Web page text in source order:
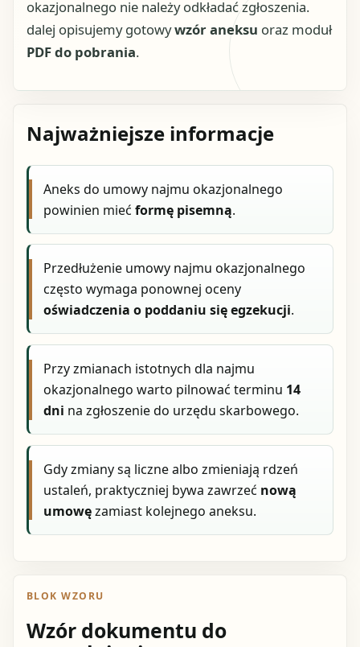
okazjonalnego nie należy odkładać zgłoszenia.
dalej opisujemy gotowywzór aneksu oraz moduł
PDF do pobrania.
Najważniejsze informacje
Aneks do umowy najmu okazjonalnego
powinien miećformę pisemną.
Przedłużenie umowy najmu okazjonalnego
często wymaga ponownej oceny
oświadczenia o poddaniu się egzekucji.
Przy zmianach istotnych dla najmu
okazjonalnego warto pilnować terminu 14
dni na zgłoszenie do urzędu skarbowego.
Gdy zmiany są liczne albo zmieniają rdzeń
ustaleń, praktyczniej bywa zawrzeć nową
umowęzamiast kolejnego aneksu.
BLOK WZORU
Wzór dokumentu do